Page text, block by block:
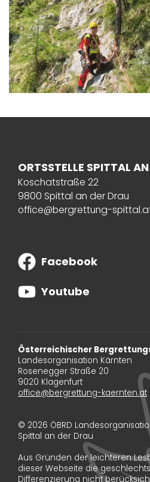
ORTSSTELLE SPITTAL
Koschatstraße 22
9800 Spittal an der Drau
office@bergrettung-
Facebook
Youtube
Österreichischer
Landesorganisation Kärnten
Rosenegger Straße 20
9020 Klagenfurt
office@bergrettung-kaernten.at
© 2026 ÖBRD
Spittal an der Drau
Aus Gründen der leichteren
dieser Webseite die
Differenzierung nicht